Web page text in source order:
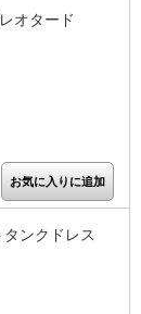
オタード
ンクドレス